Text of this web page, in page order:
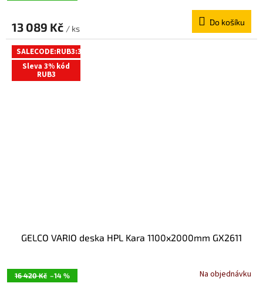
13 089 Kč / ks
Do košíku
SALECODE:RUB3:3:%
Sleva 3% kód
RUB3
16 420 Kč –14 %
GELCO VARIO deska HPL Kara 1100x2000mm GX2611
Na objednávku